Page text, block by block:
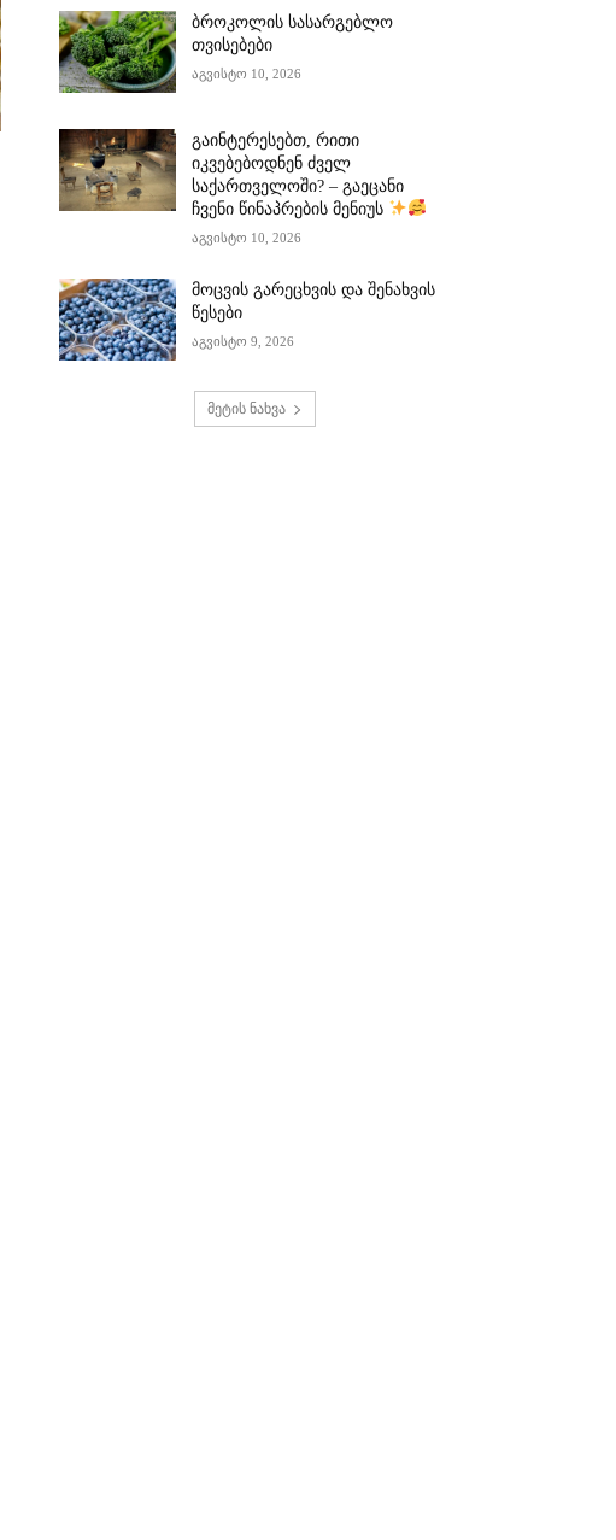
ბროკოლის სასარგებლო
თვისებები
აგვისტო 10, 2026
გაინტერესებთ, რითი
იკვებებოდნენ ძველ
საქართველოში? – გაეცანი
ჩვენი წინაპრების მენიუს
აგვისტო 10, 2026
მოცვის გარეცხვის და შენახვის
წესები
აგვისტო 9, 2026
მეტის ნახვა